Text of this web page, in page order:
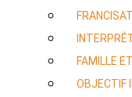
FAMILLE
OBJECTIF